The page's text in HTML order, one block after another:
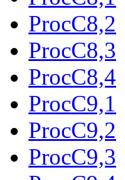
ProcC8,2
ProcC8,3
ProcC8,4
ProcC9,1
ProcC9,2
ProcC9,3